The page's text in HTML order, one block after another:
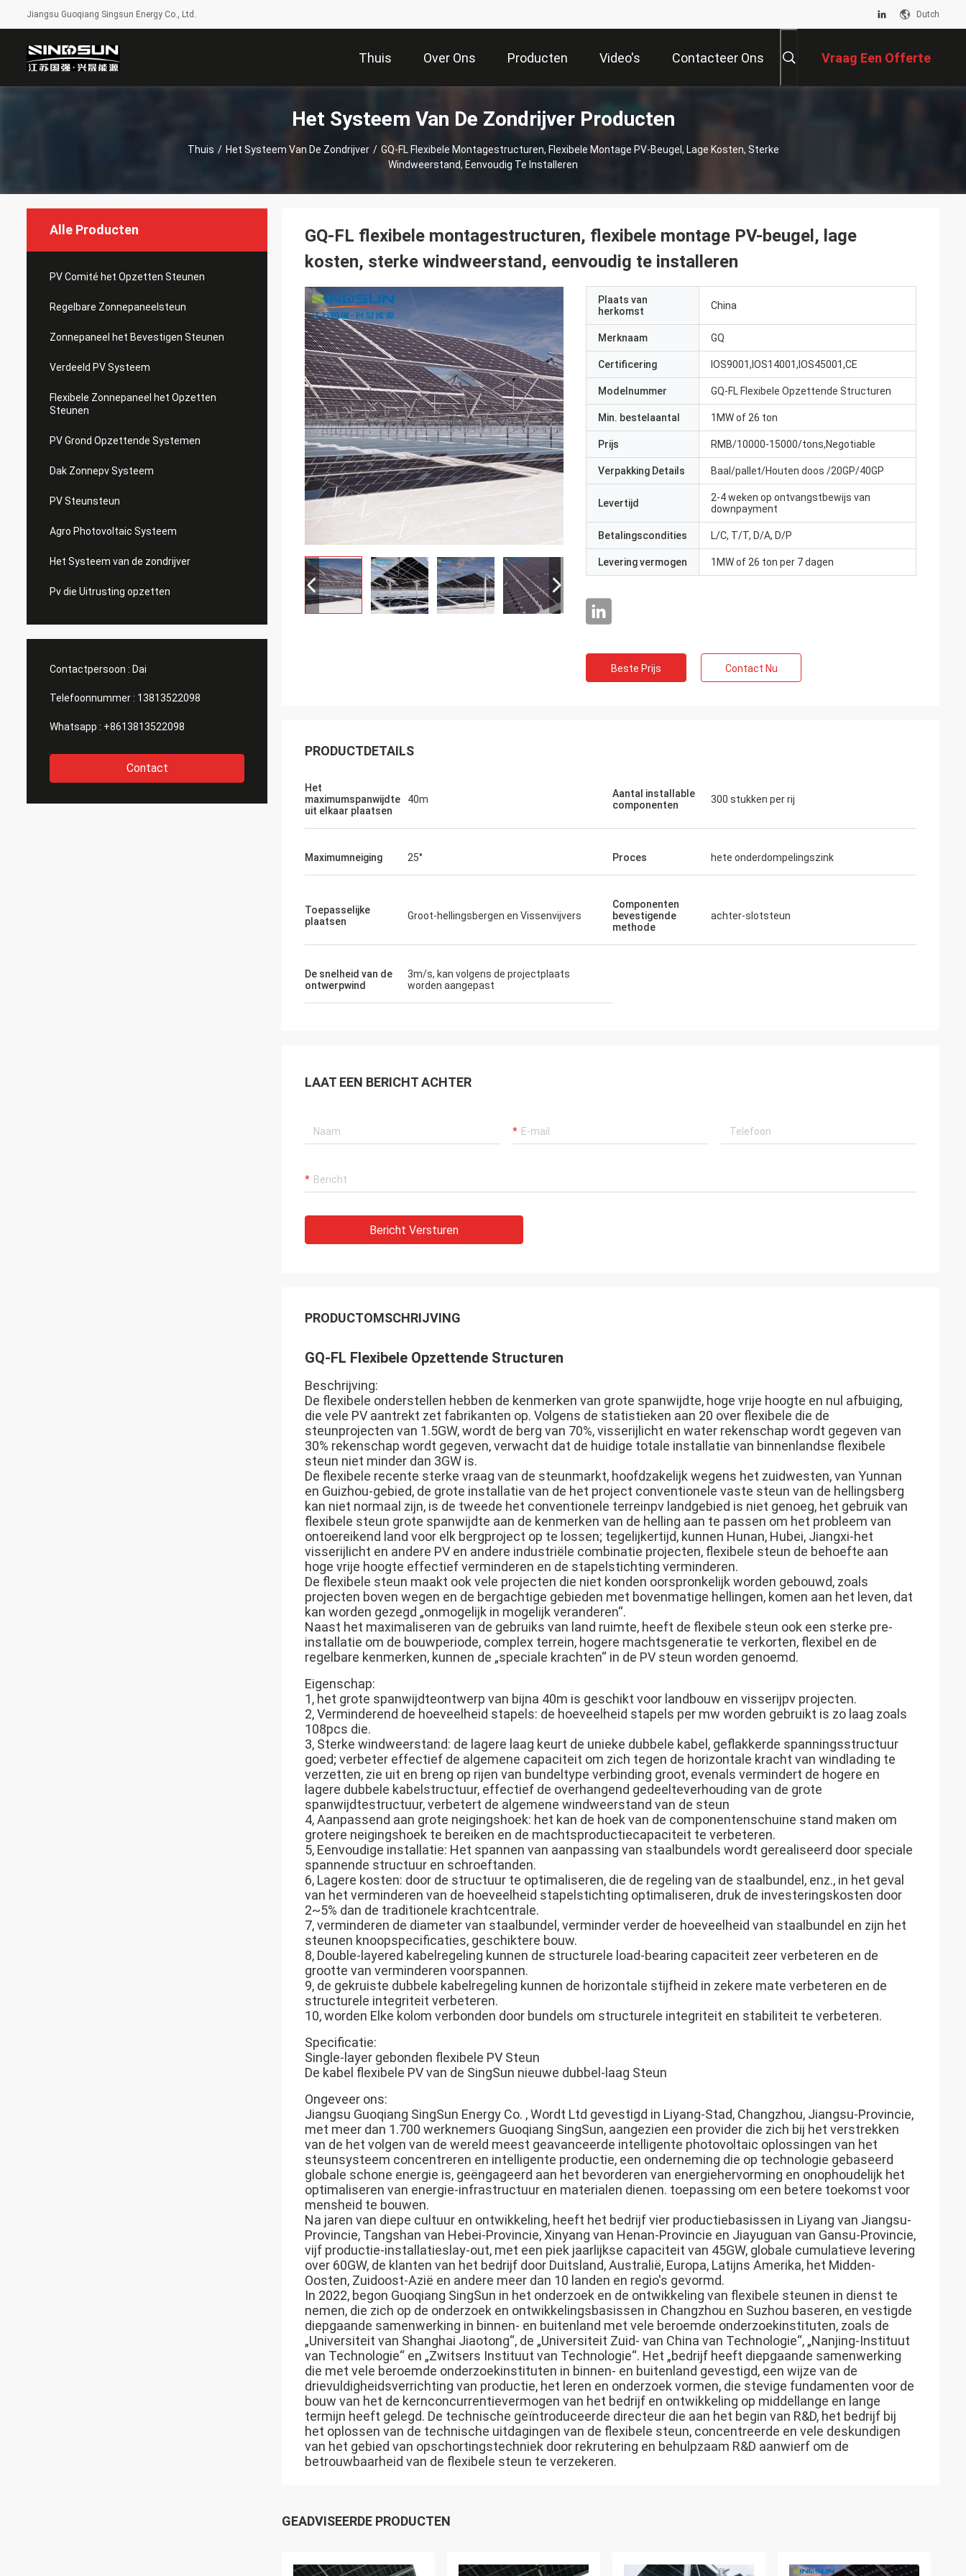
Jiangsu Guoqiang Singsun Energy Co., Ltd. Dutch
Thuis Over Ons Producten Video's Contacteer Ons Vraag Een Offerte
Het Systeem Van De Zondrijver Producten
Thuis / Het Systeem Van De Zondrijver / GQ-FL Flexibele Montagestructuren, Flexibele Montage PV-Beugel, Lage Kosten, Sterke
Windweerstand, Eenvoudig Te Installeren
Alle Producten
PV Comité het Opzetten Steunen
Regelbare Zonnepaneelsteun
Zonnepaneel het Bevestigen Steunen
Verdeeld PV Systeem
Flexibele Zonnepaneel het Opzetten
Steunen
PV Grond Opzettende Systemen
Dak Zonnepv Systeem
PV Steunsteun
Agro Photovoltaic Systeem
Het Systeem van de zondrijver
Pv die Uitrusting opzetten
Contactpersoon : Dai
Telefoonnummer : 13813522098
Whatsapp : +8613813522098
Contact
GQ-FL flexibele montagestructuren, flexibele montage PV-beugel, lage
kosten, sterke windweerstand, eenvoudig te installeren
Plaats van
herkomst
China
Merknaam GQ
Certificering IOS9001,IOS14001,IOS45001,CE
Modelnummer GQ-FL Flexibele Opzettende Structuren
Min. bestelaantal 1MW of 26 ton
Prijs RMB/10000-15000/tons,Negotiable
Verpakking Details Baal/pallet/Houten doos /20GP/40GP
Levertijd
2-4 weken op ontvangstbewijs van
downpayment
Betalingscondities L/C, T/T, D/A, D/P
Levering vermogen 1MW of 26 ton per 7 dagen
Beste Prijs Contact Nu
PRODUCTDETAILS
Het
maximumspanwijdte
uit elkaar plaatsen
40m
Aantal installable
componenten
300 stukken per rij
Maximumneiging 25° Proces hete onderdompelingszink
Toepasselijke
plaatsen
Groot-hellingsbergen en Vissenvijvers
Componenten
bevestigende
methode
achter-slotsteun
De snelheid van de
ontwerpwind
3m/s, kan volgens de projectplaats
worden aangepast
LAAT EEN BERICHT ACHTER
Bericht Versturen
PRODUCTOMSCHRIJVING
GQ-FL Flexibele Opzettende Structuren
Beschrijving:
De flexibele onderstellen hebben de kenmerken van grote spanwijdte, hoge vrije hoogte en nul afbuiging,
die vele PV aantrekt zet fabrikanten op. Volgens de statistieken aan 20 over flexibele die de
steunprojecten van 1.5GW, wordt de berg van 70%, visserijlicht en water rekenschap wordt gegeven van
30% rekenschap wordt gegeven, verwacht dat de huidige totale installatie van binnenlandse flexibele
steun niet minder dan 3GW is.
De flexibele recente sterke vraag van de steunmarkt, hoofdzakelijk wegens het zuidwesten, van Yunnan
en Guizhou-gebied, de grote installatie van de het project conventionele vaste steun van de hellingsberg
kan niet normaal zijn, is de tweede het conventionele terreinpv landgebied is niet genoeg, het gebruik van
flexibele steun grote spanwijdte aan de kenmerken van de helling aan te passen om het probleem van
ontoereikend land voor elk bergproject op te lossen; tegelijkertijd, kunnen Hunan, Hubei, Jiangxi-het
visserijlicht en andere PV en andere industriële combinatie projecten, flexibele steun de behoefte aan
hoge vrije hoogte effectief verminderen en de stapelstichting verminderen.
De flexibele steun maakt ook vele projecten die niet konden oorspronkelijk worden gebouwd, zoals
projecten boven wegen en de bergachtige gebieden met bovenmatige hellingen, komen aan het leven, dat
kan worden gezegd „onmogelijk in mogelijk veranderen“.
Naast het maximaliseren van de gebruiks van land ruimte, heeft de flexibele steun ook een sterke pre-
installatie om de bouwperiode, complex terrein, hogere machtsgeneratie te verkorten, flexibel en de
regelbare kenmerken, kunnen de „speciale krachten“ in de PV steun worden genoemd.
Eigenschap:
1, het grote spanwijdteontwerp van bijna 40m is geschikt voor landbouw en visserijpv projecten.
2, Verminderend de hoeveelheid stapels: de hoeveelheid stapels per mw worden gebruikt is zo laag zoals
108pcs die.
3, Sterke windweerstand: de lagere laag keurt de unieke dubbele kabel, geflakkerde spanningsstructuur
goed; verbeter effectief de algemene capaciteit om zich tegen de horizontale kracht van windlading te
verzetten, zie uit en breng op rijen van bundeltype verbinding groot, evenals vermindert de hogere en
lagere dubbele kabelstructuur, effectief de overhangend gedeelteverhouding van de grote
spanwijdtestructuur, verbetert de algemene windweerstand van de steun
4, Aanpassend aan grote neigingshoek: het kan de hoek van de componentenschuine stand maken om
grotere neigingshoek te bereiken en de machtsproductiecapaciteit te verbeteren.
5, Eenvoudige installatie: Het spannen van aanpassing van staalbundels wordt gerealiseerd door speciale
spannende structuur en schroeftanden.
6, Lagere kosten: door de structuur te optimaliseren, die de regeling van de staalbundel, enz., in het geval
van het verminderen van de hoeveelheid stapelstichting optimaliseren, druk de investeringskosten door
2~5% dan de traditionele krachtcentrale.
7, verminderen de diameter van staalbundel, verminder verder de hoeveelheid van staalbundel en zijn het
steunen knoopspecificaties, geschiktere bouw.
8, Double-layered kabelregeling kunnen de structurele load-bearing capaciteit zeer verbeteren en de
grootte van verminderen voorspannen.
9, de gekruiste dubbele kabelregeling kunnen de horizontale stijfheid in zekere mate verbeteren en de
structurele integriteit verbeteren.
10, worden Elke kolom verbonden door bundels om structurele integriteit en stabiliteit te verbeteren.
Specificatie:
Single-layer gebonden flexibele PV Steun
De kabel flexibele PV van de SingSun nieuwe dubbel-laag Steun
Ongeveer ons:
Jiangsu Guoqiang SingSun Energy Co. , Wordt Ltd gevestigd in Liyang-Stad, Changzhou, Jiangsu-Provincie,
met meer dan 1.700 werknemers Guoqiang SingSun, aangezien een provider die zich bij het verstrekken
van de het volgen van de wereld meest geavanceerde intelligente photovoltaic oplossingen van het
steunsysteem concentreren en intelligente productie, een onderneming die op technologie gebaseerd
globale schone energie is, geëngageerd aan het bevorderen van energiehervorming en onophoudelijk het
optimaliseren van energie-infrastructuur en materialen dienen. toepassing om een betere toekomst voor
mensheid te bouwen.
Na jaren van diepe cultuur en ontwikkeling, heeft het bedrijf vier productiebasissen in Liyang van Jiangsu-
Provincie, Tangshan van Hebei-Provincie, Xinyang van Henan-Provincie en Jiayuguan van Gansu-Provincie,
vijf productie-installatieslay-out, met een piek jaarlijkse capaciteit van 45GW, globale cumulatieve levering
over 60GW, de klanten van het bedrijf door Duitsland, Australië, Europa, Latijns Amerika, het Midden-
Oosten, Zuidoost-Azië en andere meer dan 10 landen en regio's gevormd.
In 2022, begon Guoqiang SingSun in het onderzoek en de ontwikkeling van flexibele steunen in dienst te
nemen, die zich op de onderzoek en ontwikkelingsbasissen in Changzhou en Suzhou baseren, en vestigde
diepgaande samenwerking in binnen- en buitenland met vele beroemde onderzoekinstituten, zoals de
„Universiteit van Shanghai Jiaotong“, de „Universiteit Zuid- van China van Technologie“, „Nanjing-Instituut
van Technologie“ en „Zwitsers Instituut van Technologie“. Het „bedrijf heeft diepgaande samenwerking
die met vele beroemde onderzoekinstituten in binnen- en buitenland gevestigd, een wijze van de
drievuldigheidsverrichting van productie, het leren en onderzoek vormen, die stevige fundamenten voor de
bouw van het de kernconcurrentievermogen van het bedrijf en ontwikkeling op middellange en lange
termijn heeft gelegd. De technische geïntroduceerde directeur die aan het begin van R&D, het bedrijf bij
het oplossen van de technische uitdagingen van de flexibele steun, concentreerde en vele deskundigen
van het gebied van opschortingstechniek door rekrutering en behulpzaam R&D aanwierf om de
betrouwbaarheid van de flexibele steun te verzekeren.
GEADVISEERDE PRODUCTEN